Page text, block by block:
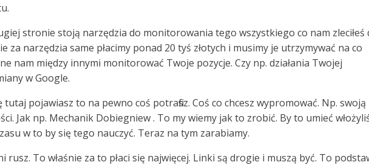
stronie stoją narzędzia do monitorowania tego wszystkiego co nam zleciłeś
za narzędzia same płacimy ponad 20 tyś złotych i musimy je utrzymywać na co
nam między innymi monitorować Twoje pozycje. Czy np. działania Twojej
w Google.
tutaj pojawiasz to na pewno coś potrafisz. Coś co chcesz wypromować. Np. swoją
Jak np. Mechanik Dobiegniew . To my wiemy jak to zrobić. By to umieć
w to by się tego nauczyć. Teraz na tym zarabiamy.
rusz. To właśnie za to płaci się najwięcej. Linki są drogie i muszą być. To